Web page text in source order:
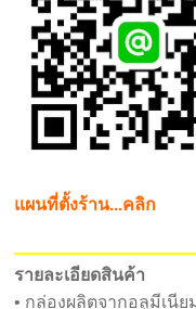
แผนที่ตั้งร้าน...คลิก
รายละเอียดสินค้า
• กล่องผลิตจากอลูมีเนี